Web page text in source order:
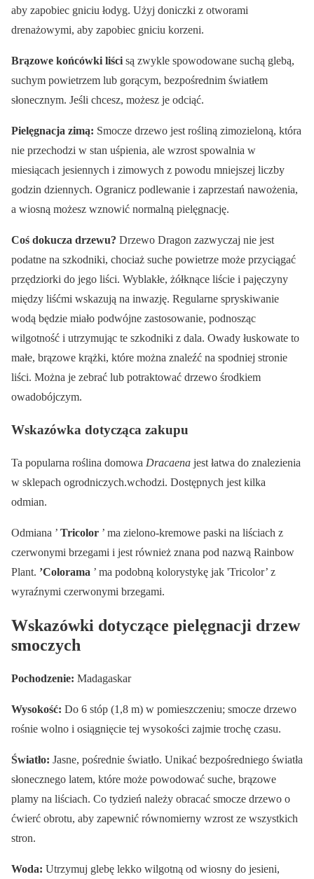
aby zapobiec gniciu łodyg. Użyj doniczki z otworami
drenażowymi, aby zapobiec gniciu korzeni.
Brązowe końcówki liścisą zwykle spowodowane suchą glebą,
suchym powietrzem lub gorącym, bezpośrednim światłem
słonecznym. Jeśli chcesz, możesz je odciąć.
Pielęgnacja zimą: Smocze drzewo jest rośliną zimozieloną, która
nie przechodzi w stan uśpienia, ale wzrost spowalnia w
miesiącach jesiennych i zimowych z powodu mniejszej liczby
godzin dziennych. Ogranicz podlewanie i zaprzestań nawożenia,
a wiosną możesz wznowić normalną pielęgnację.
Coś dokucza drzewu? Drzewo Dragon zazwyczaj nie jest
podatne na szkodniki, chociaż suche powietrze może przyciągać
przędziorki do jego liści. Wyblakłe, żółknące liście i pajęczyny
między liśćmi wskazują na inwazję. Regularne spryskiwanie
wodą będzie miało podwójne zastosowanie, podnosząc
wilgotność i utrzymując te szkodniki z dala. Owady łuskowate to
małe, brązowe krążki, które można znaleźć na spodniej stronie
liści. Można je zebrać lub potraktować drzewo środkiem
owadobójczym.
Wskazówka dotycząca zakupu
Ta popularna roślina domowa Dracaena jest łatwa do znalezienia
w sklepach ogrodniczych.wchodzi. Dostępnych jest kilka
odmian.
Odmiana ’ Tricolor ’ ma zielono-kremowe paski na liściach z
czerwonymi brzegami i jest również znana pod nazwą Rainbow
Plant. ’Colorama ’ ma podobną kolorystykę jak 'Tricolor’ z
wyraźnymi czerwonymi brzegami.
Wskazówki dotyczące pielęgnacji drzew
smoczych
Pochodzenie: Madagaskar
Wysokość: Do 6 stóp (1,8 m) w pomieszczeniu; smocze drzewo
rośnie wolno i osiągnięcie tej wysokości zajmie trochę czasu.
Światło: Jasne, pośrednie światło. Unikać bezpośredniego światła
słonecznego latem, które może powodować suche, brązowe
plamy na liściach. Co tydzień należy obracać smocze drzewo o
ćwierć obrotu, aby zapewnić równomierny wzrost ze wszystkich
stron.
Woda: Utrzymuj glebę lekko wilgotną od wiosny do jesieni,